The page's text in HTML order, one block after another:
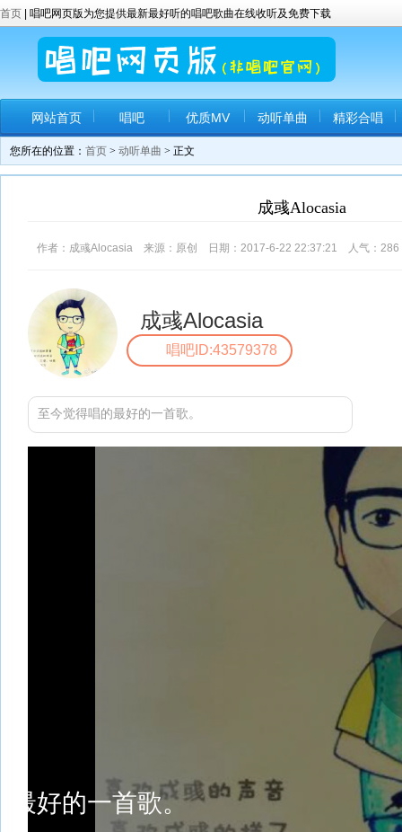
首页 | 唱吧网页版为您提供最新最好听的唱吧歌曲在线收听及免费下载
网站首页 唱吧 优质MV 动听单曲 精彩合唱
您所在的位置： 首页 > 动听单曲 > 正文
成彧Alocasia
作者：成彧Alocasia 来源：原创 日期：2017-6-22 22:37:21 人气： 286
成彧Alocasia
唱吧ID:43579378
至今觉得唱的最好的一首歌。